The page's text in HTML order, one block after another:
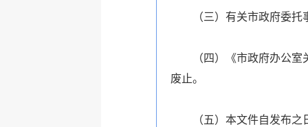
（三）有关市政府委
（四）《市政府办公
废止。
（五）本文件自发布之